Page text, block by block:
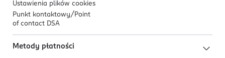
Ustawienia plików cookies
Punkt kontaktowy/ Point
of contact DSA
Metody płatności